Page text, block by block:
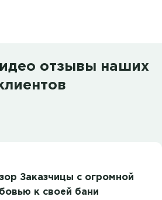
отзывы наших
Заказчицы с огромной
к своей бани